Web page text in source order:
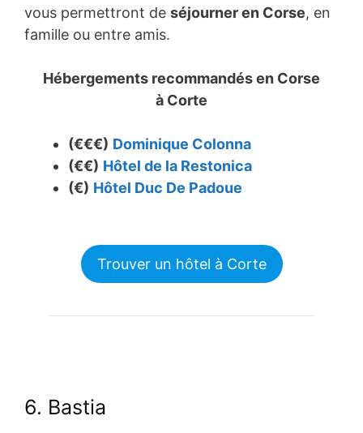
vous permettront de séjourner en Corse, en
famille ou entre amis.
Hébergements recommandés en Corse
à Corte
(€€€) Dominique Colonna
(€€) Hôtel de la Restonica
(€) Hôtel Duc De Padoue
Trouver un hôtel à Corte
6. Bastia